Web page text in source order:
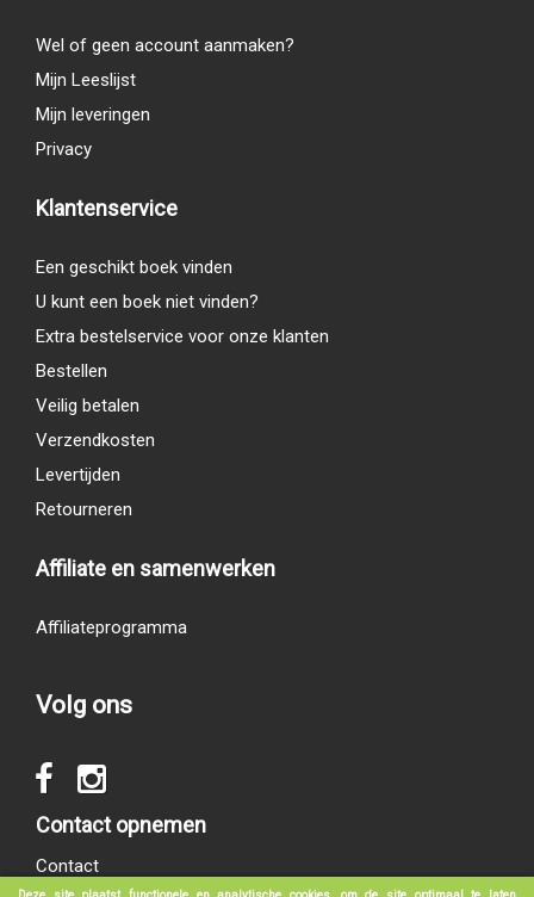
Wel of geen account aanmaken?
Mijn Leeslijst
Mijn leveringen
Privacy
Klantenservice
Een geschikt boek vinden
U kunt een boek niet vinden?
Extra bestelservice voor onze klanten
Bestellen
Veilig betalen
Verzendkosten
Levertijden
Retourneren
Affiliate en samenwerken
Affiliateprogramma
Volg ons
Contact opnemen
Contact